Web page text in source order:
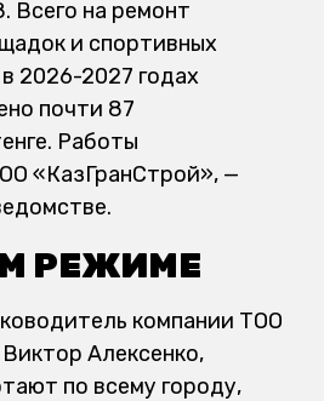
Всего на ремонт
и спортивных
2026-2027 годах
почти 87
Работы
«КазГранСтрой», —
РЕЖИМЕ
компании ТОО
Алексенко,
по всему городу,